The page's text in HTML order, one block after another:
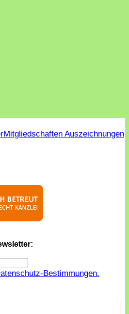
Mitgliedschaften Auszeichnungen
Bestimmungen.